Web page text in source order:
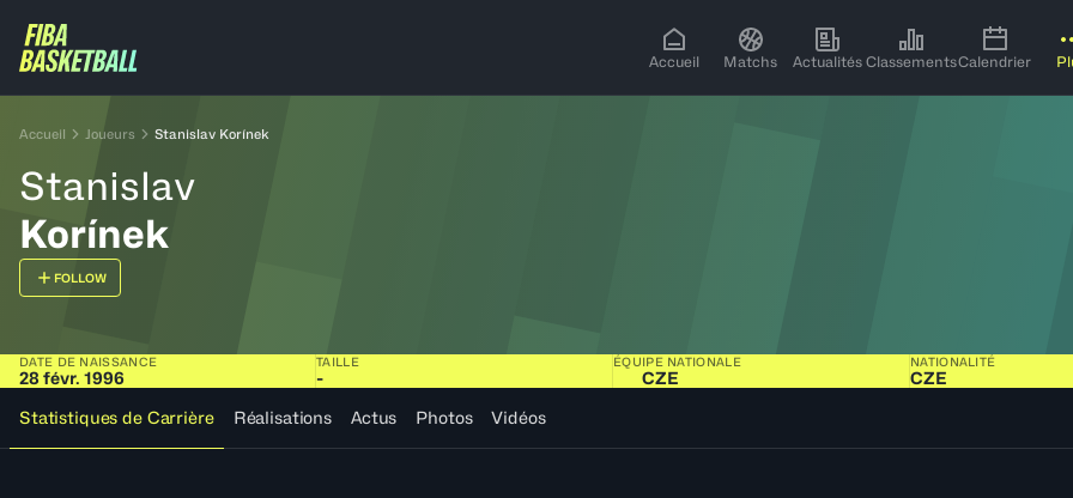
Accueil Matchs Actualités ClassementsCalendrier
Accueil Joueurs Stanislav Korínek
Stanislav
Korínek
FOLLOW
DATE DE NAISSANCE
28 févr. 1996
TAILLE
-
ÉQUIPE NATIONALE
CZE
NATIONALITÉ
CZE
Statistiques de Carrière
Réalisations Actus Photos Vidéos